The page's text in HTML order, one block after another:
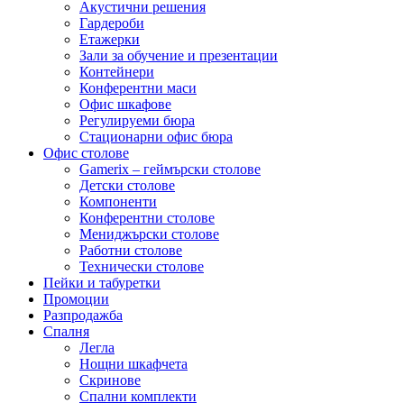
Акустични решения
Гардероби
Етажерки
Зали за обучение и презентации
Контейнери
Конферентни маси
Офис шкафове
Регулируеми бюра
Стационарни офис бюра
Офис столове
Gamerix – геймърски столове
Детски столове
Компоненти
Конферентни столове
Мениджърски столове
Работни столове
Технически столове
Пейки и табуретки
Промоции
Разпродажба
Спалня
Легла
Нощни шкафчета
Скринове
Спални комплекти